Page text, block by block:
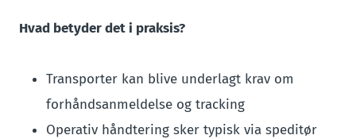
Hvad betyder det i praksis?
Transporter kan blive underlagt krav om
forhåndsanmeldelse og tracking
Operativ håndtering sker typisk via speditør